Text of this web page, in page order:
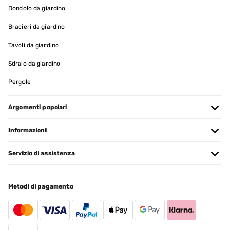
Dondolo da giardino
Bracieri da giardino
Tavoli da giardino
Sdraio da giardino
Pergole
Argomenti popolari
Informazioni
Servizio di assistenza
Metodi di pagamento